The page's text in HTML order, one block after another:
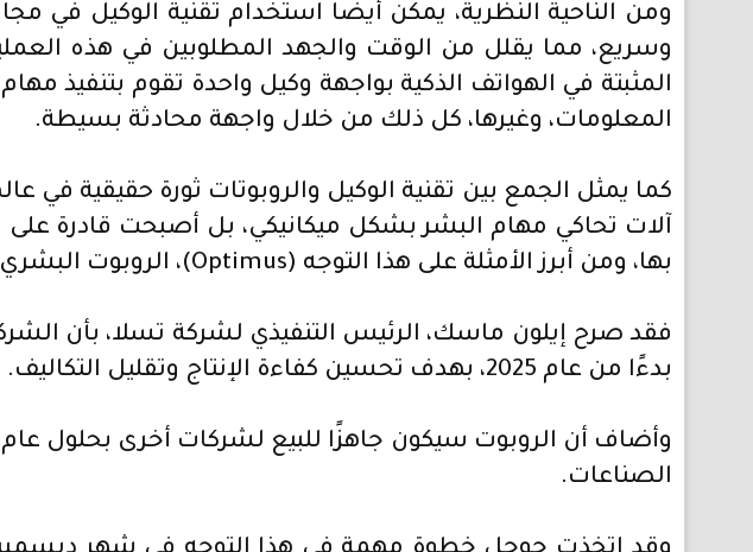
ومن الناحية النظرية، يمكن أيضًا استخدام تقنية الوكيل في
وسريع، مما يقلل من الوقت والجهد المطلوبين في هذه
المثبتة في الهواتف الذكية بواجهة وكيل واحدة تقوم بتنفيذ
المعلومات، وغيرها، كل ذلك من خلال واجهة محادثة بسيطة.
كما يمثل الجمع بين تقنية الوكيل والروبوتات ثورة حقيقية في
آلات تحاكي مهام البشر بشكل ميكانيكي، بل أصبحت قادرة على
بها، ومن أبرز الأمثلة على هذا التوجه (Optimus)، الروبوت البشري الذي طورته شركة تسلا.
بدءًا من عام 2025، بهدف تحسين كفاءة الإنتاج وتقليل التكاليف.
الصناعات.